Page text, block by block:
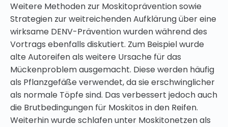
Weitere Methoden zur Moskitoprävention sowie
Strategien zur weitreichenden Aufklärung über eine
wirksame DENV-Prävention wurden während des
Vortrags ebenfalls diskutiert. Zum Beispiel wurde
alte Autoreifen als weitere Ursache für das
Mückenproblem ausgemacht. Diese werden häufig
als Pflanzgefäße verwendet, da sie erschwinglicher
als normale Töpfe sind. Das verbessert jedoch auch
die Brutbedingungen für Moskitos in den Reifen.
Weiterhin wurde schlafen unter Moskitonetzen als